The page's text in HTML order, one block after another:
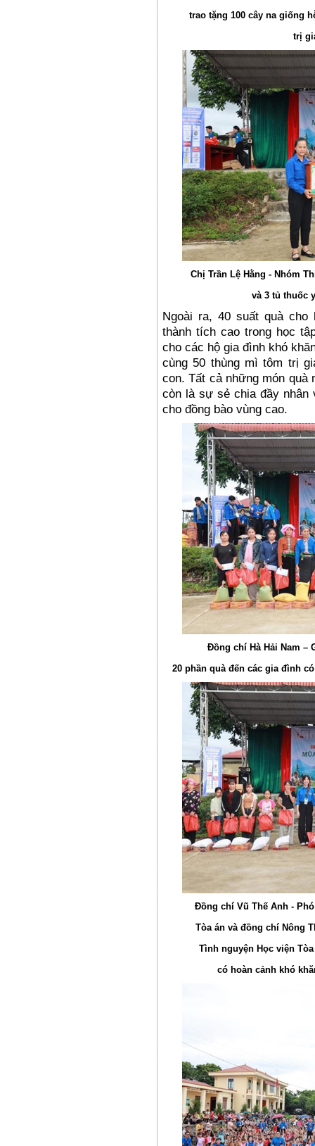
trao tặng 100 cây na giống
trị
Chị Trần Lệ Hằng - Nhóm
và 3 tủ thuốc
Ngoài ra, 40 suất quà
thành tích cao trong học
cho các hộ gia đình khó
cùng 50 thùng mì tôm trị
con. Tất cả những món quà
còn là sự sẻ chia đầy nhân
cho đồng bào vùng cao.
Đồng chí Hà Hải Nam –
20 phần quà đến các gia đình
Đồng chí Vũ Thế Anh -
Tòa án và đồng chí Nông
Tình nguyện Học viện
có hoàn cảnh khó